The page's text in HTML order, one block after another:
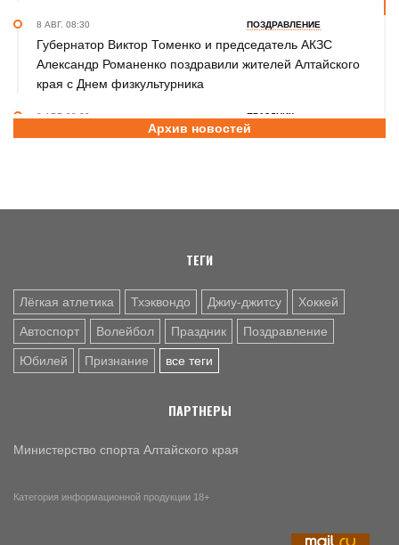
8 АВГ. 08:30 ПОЗДРАВЛЕНИЕ
Губернатор Виктор Томенко и председатель АКЗС
Александр Романенко поздравили жителей Алтайского
края с Днем физкультурника
8 АВГ. 08:20 ПРАЗДНИК
Поздравление с Днем физкультурника от министра
Базовый элемент. Александру Городову - 70 лет
Архив новостей
ТЕГИ
Лёгкая атлетика Тхэквондо Джиу-джитсу Хоккей
Автоспорт Волейбол Праздник Поздравление
Юбилей Признание все теги
ПАРТНЕРЫ
Министерство спорта Алтайского края
Категория информационной продукции 18+